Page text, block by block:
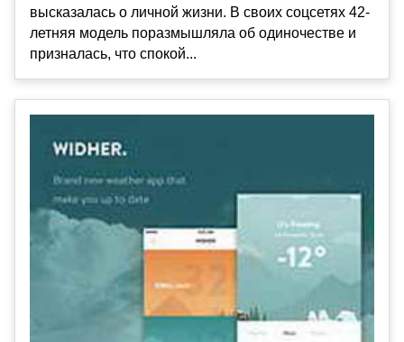
высказалась о личной жизни. В своих соцсетях 42-
летняя модель поразмышляла об одиночестве и
призналась, что спокой...